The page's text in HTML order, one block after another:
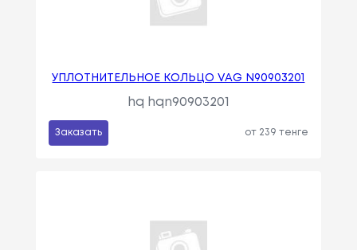
УПЛОТНИТЕЛЬНОЕ КОЛЬЦО VAG N90903201
hq hqn90903201
Заказать от 239 тенге